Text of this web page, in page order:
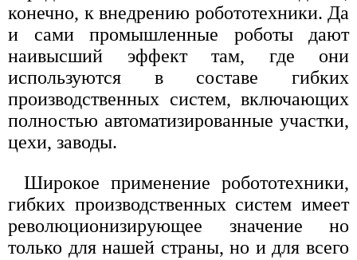
конечно, к внедрению робототехники. Да
и сами промышленные роботы дают
наивысший эффект там, где они
используются в составе гибких
производственных систем, включающих
полностью автоматизированные участки,
цехи, заводы.
Широкое применение робототехники,
гибких производственных систем имеет
революционизирующее значение но
только для нашей страны, но и для всего